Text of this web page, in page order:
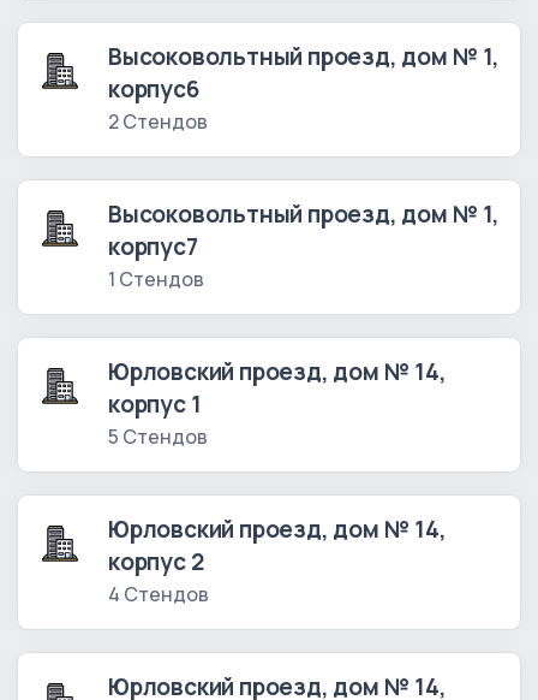
Высоковольтный проезд, дом № 1,
корпус6
2 Стендов
Высоковольтный проезд, дом № 1,
корпус7
1 Стендов
Юрловский проезд, дом № 14,
корпус 1
5 Стендов
Юрловский проезд, дом № 14,
корпус 2
4 Стендов
Юрловский проезд, дом № 14,